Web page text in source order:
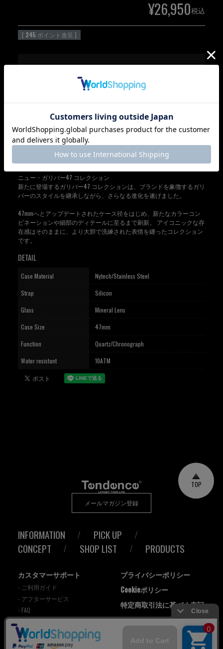
¥26,950税込
[ 245 ポイント進呈 ]
SOLD OUT（再入荷通知を希望す
る）
SOLD OUT
Gulliver 47 Collection
ニュー・ガリバー47 コレクション
新たに登場するガリバー47 コレクションは、ブランドを象徴するガリ
バーのスタイルを継承しながら、さらなる進化を遂げました。
47mmへとアップデートされたケース径をはじめ、新たなカラーコン
ビネーションや細部のディテールに至るまで刷新。 アイコニックな存
在感はそのままに、より大胆で洗練された表情を纏ったコレクション
です。
DETAIL
Case Material
Nytech/Stainless Steel
Strap
Silicon
Glass
Mineral Lens
Case Size
47mm
Function
Quartz/Chronograph
Water resistant
10ATM
TOP
メールマガジン登録
INFORMATION
PICK UP
CONCEPT
SHOP LIST PRODUCTS
カスタマーサポート
- ご利用ガイド
- アフターサービス
- FAQ
プライバシーポリシー
Cookieポリシー
特定商取引法に基づく表記